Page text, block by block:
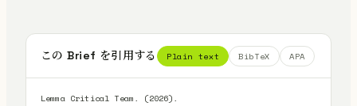
この Brief を引用する Plain text BibTeX APA
Lemma Critical Team. (2026).